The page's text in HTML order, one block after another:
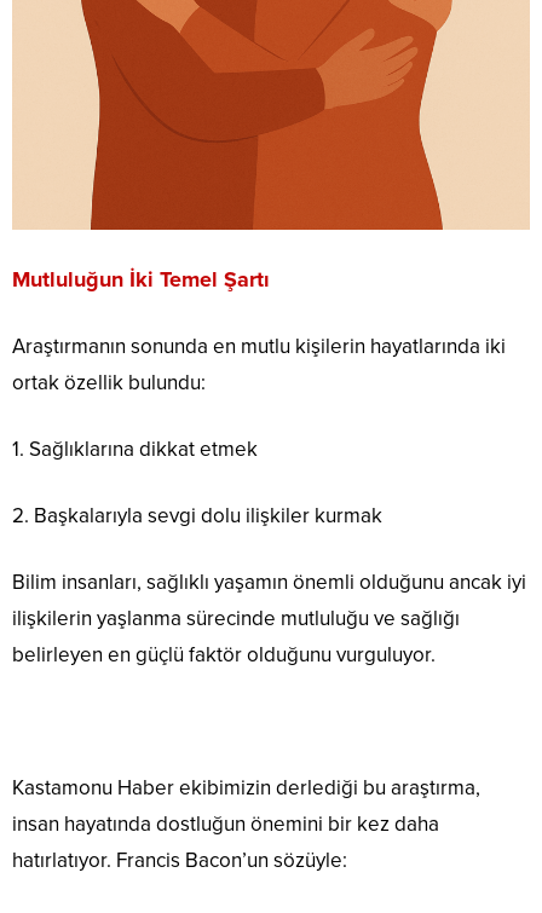
Mutluluğun İki Temel Şartı
Araştırmanın sonunda en mutlu kişilerin hayatlarında iki
ortak özellik bulundu:
1. Sağlıklarına dikkat etmek
2. Başkalarıyla sevgi dolu ilişkiler kurmak
Bilim insanları, sağlıklı yaşamın önemli olduğunu ancak iyi
ilişkilerin yaşlanma sürecinde mutluluğu ve sağlığı
belirleyen en güçlü faktör olduğunu vurguluyor.
Kastamonu Haber ekibimizin derlediği bu araştırma,
insan hayatında dostluğun önemini bir kez daha
hatırlatıyor. Francis Bacon’un sözüyle: